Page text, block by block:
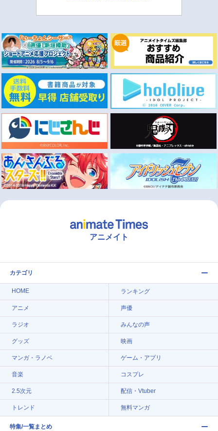
アニメイト
カテゴリ
HOME ランキング
アニメ 声優
ラジオ みんなの声
グッズ 映画
マンガ・ラノベ ゲーム・アプリ
音楽 コスプレ
2.5次元 配信・Vtuber
トレンド 無料マンガ
特集/一覧まとめ